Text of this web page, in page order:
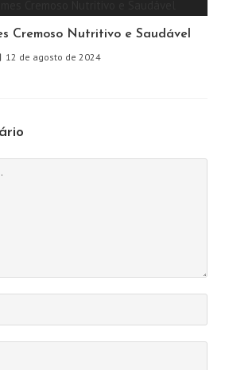
Cremoso Nutritivo e Saudável
12 de agosto de 2024